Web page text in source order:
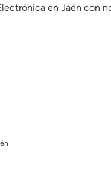
en Jaén con